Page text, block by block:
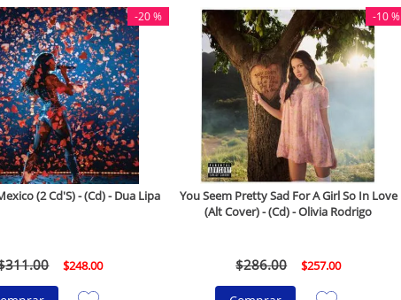
-20 %
(2 Cd'S) - (Cd) - Dua Lipa
311.00 $248.00
-10 %
You Seem Pretty Sad For A Girl So In Love
(Alt Cover) - (Cd) - Olivia Rodrigo
$286.00 $257.00